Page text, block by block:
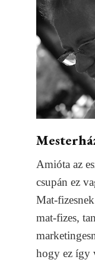
Amióta az
csupán ez
Mat-
mat-fizes,
hogy ez így